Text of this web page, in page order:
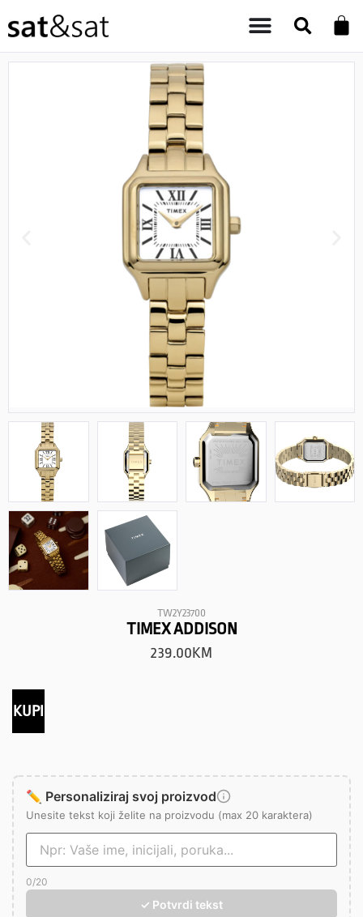
TW2Y23700
TIMEX ADDISON
239.00KM
KUPI
✏️ Personaliziraj svoj proizvod
Unesite tekst koji želite na proizvodu (max 20 karaktera)
0/20
✓ Potvrdi tekst